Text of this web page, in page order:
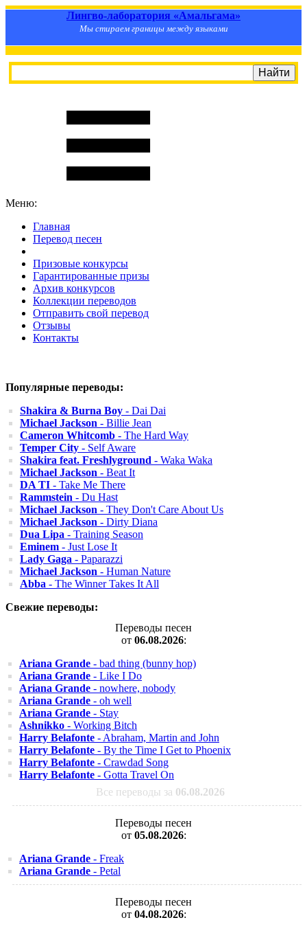
Лингво-лаборатория «Амальгама»
Мы стираем границы между языками
Меню:
Главная
Перевод песен
Призовые конкурсы
Гарантированные призы
Архив конкурсов
Коллекции переводов
Отправить свой перевод
Отзывы
Контакты
Популярные переводы:
Shakira & Burna Boy - Dai Dai
Michael Jackson - Billie Jean
Cameron Whitcomb - The Hard Way
Temper City - Self Aware
Shakira feat. Freshlyground - Waka Waka
Michael Jackson - Beat It
DA TI - Take Me There
Rammstein - Du Hast
Michael Jackson - They Don't Care About Us
Michael Jackson - Dirty Diana
Dua Lipa - Training Season
Eminem - Just Lose It
Lady Gaga - Paparazzi
Michael Jackson - Human Nature
Abba - The Winner Takes It All
Свежие переводы:
Переводы песен
от 06.08.2026:
Ariana Grande - bad thing (bunny hop)
Ariana Grande - Like I Do
Ariana Grande - nowhere, nobody
Ariana Grande - oh well
Ariana Grande - Stay
Ashnikko - Working Bitch
Harry Belafonte - Abraham, Martin and John
Harry Belafonte - By the Time I Get to Phoenix
Harry Belafonte - Crawdad Song
Harry Belafonte - Gotta Travel On
Все переводы за 06.08.2026
Переводы песен
от 05.08.2026:
Ariana Grande - Freak
Ariana Grande - Petal
Переводы песен
от 04.08.2026: